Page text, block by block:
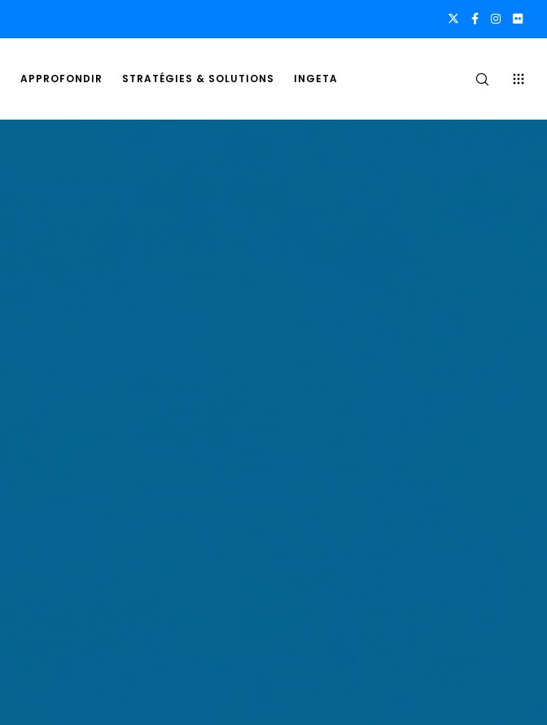
APPROFONDIR STRATÉGIES & SOLUTIONS INGETA